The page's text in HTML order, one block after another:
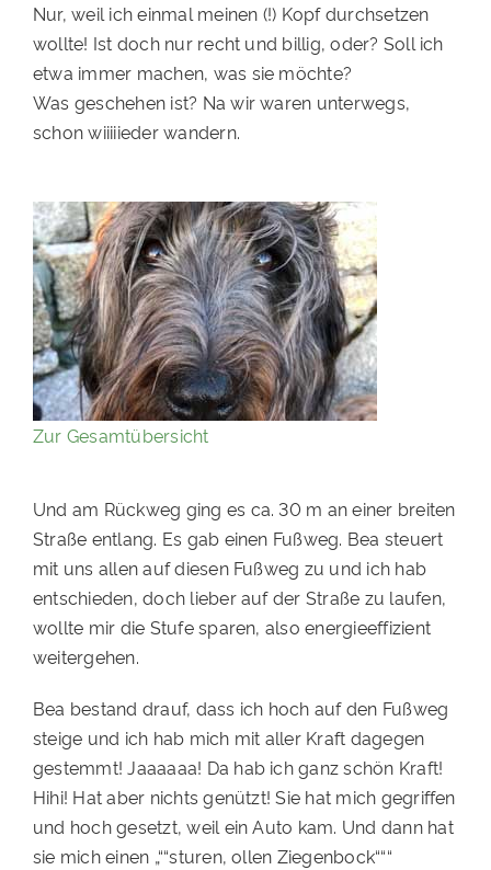
TIERHEIME
PATENSCHAFTEN
HELFER WERDEN
Nur, weil ich einmal meinen (!) Kopf durchsetzen
wollte! Ist doch nur recht und billig, oder? Soll ich
etwa immer machen, was sie möchte?
Was geschehen ist? Na wir waren unterwegs,
schon wiiiiieder wandern.
Zur Gesamtübersicht
Und am Rückweg ging es ca. 30 m an einer breiten
Straße entlang. Es gab einen Fußweg. Bea steuert
mit uns allen auf diesen Fußweg zu und ich hab
entschieden, doch lieber auf der Straße zu laufen,
wollte mir die Stufe sparen, also energieeffizient
weitergehen.
Bea bestand drauf, dass ich hoch auf den Fußweg
steige und ich hab mich mit aller Kraft dagegen
gestemmt! Jaaaaaa! Da hab ich ganz schön Kraft!
Hihi! Hat aber nichts genützt! Sie hat mich gegriffen
und hoch gesetzt, weil ein Auto kam. Und dann hat
sie mich einen „““sturen, ollen Ziegenbock“““